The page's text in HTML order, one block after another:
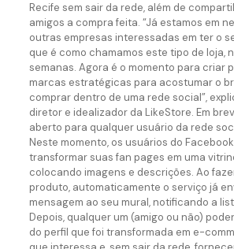
Recife sem sair da rede, além de
amigos a compra feita. “Já estamos em
outras empresas interessadas em ter o
que é como chamamos este tipo de loja,
semanas. Agora é o momento para criar
marcas estratégicas para acostumar o
comprar dentro de uma rede social”,
diretor e idealizador da LikeStore. Em
aberto para qualquer usuário da rede
Neste momento, os usuários do
transformar suas fan pages em uma
colocando imagens e descrições. Ao
produto, automaticamente o serviço já
mensagem ao seu mural, notificando a
Depois, qualquer um (amigo ou não)
do perfil que foi transformada em e-